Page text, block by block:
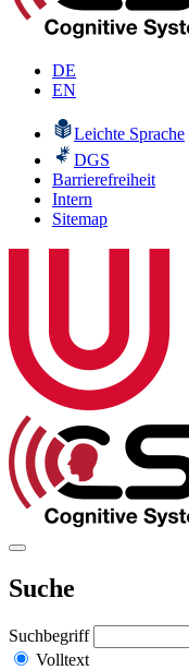
DE
EN
Leichte Sprache
DGS
Barrierefreiheit
Intern
Sitemap
Suche
Suchbegriff
Volltext